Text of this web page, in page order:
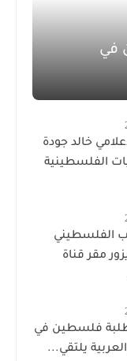
في
خالد جودة
الفلسطينية
الفلسطيني
مقر قناة
لطلبة فلسطين في
يلتقي...